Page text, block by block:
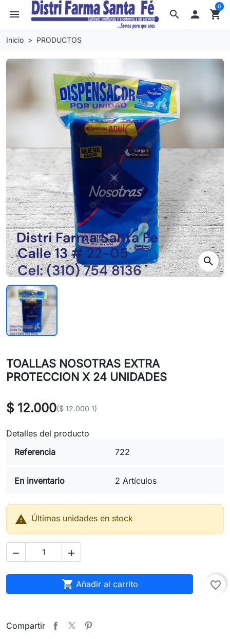
search
menu  shopping_cart
0
Inicio PRODUCTOS
search
TOALLAS NOSOTRAS EXTRA
PROTECCION X 24 UNIDADES
$ 12.000($ 12.000 1)
Detalles del producto
Referencia
722
En inventario 2 Artículos
 Últimas unidades en stock
 
 Añadir al carrito favorite_border
Compartir